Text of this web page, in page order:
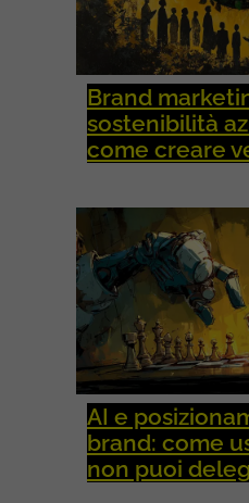
Brand
sostenibilità
come creare
AI e
brand: come
non puoi